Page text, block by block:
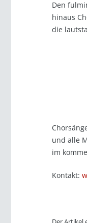
Den
hinaus
die
und alle
im
Kontakt: